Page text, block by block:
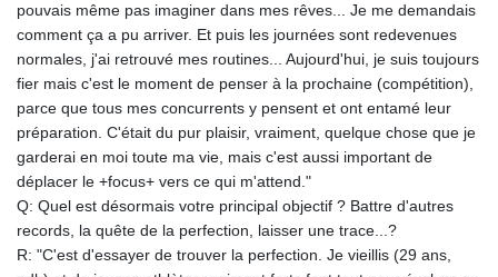
pouvais même pas imaginer dans mes rêves... Je me demandais
comment ça a pu arriver. Et puis les journées sont redevenues
normales, j'ai retrouvé mes routines... Aujourd'hui, je suis toujours
fier mais c'est le moment de penser à la prochaine (compétition),
parce que tous mes concurrents y pensent et ont entamé leur
préparation. C'était du pur plaisir, vraiment, quelque chose que je
garderai en moi toute ma vie, mais c'est aussi important de
déplacer le +focus+ vers ce qui m'attend."
Q: Quel est désormais votre principal objectif ? Battre d'autres
records, la quête de la perfection, laisser une trace...?
R: "C'est d'essayer de trouver la perfection. Je vieillis (29 ans,